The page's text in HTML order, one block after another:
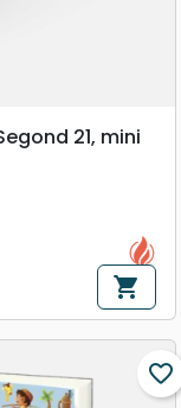
21, mini
shopping_cart
favorite_border